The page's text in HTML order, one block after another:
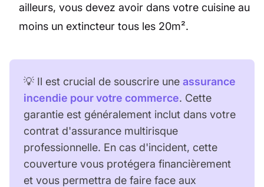
ailleurs, vous devez avoir dans votre cuisine au
moins un extincteur tous les 20m².
💡 Il est crucial de souscrire une assurance
incendie pour votre commerce. Cette
garantie est généralement inclut dans votre
contrat d'assurance multirisque
professionnelle. En cas d'incident, cette
couverture vous protégera financièrement
et vous permettra de faire face aux